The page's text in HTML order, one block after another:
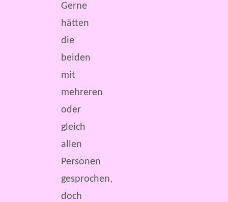
Gerne
hätten
die
beiden
mit
mehreren
oder
gleich
allen
Personen
gesprochen,
doch